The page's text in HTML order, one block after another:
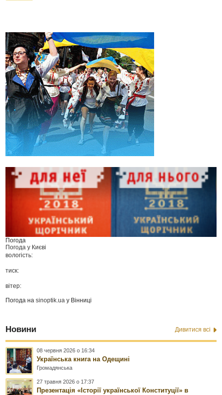
Погода
Погода у Києві
вологість:
тиск:
вітер:
Погода наsinoptik.ua у Вінниці
Новини Дивитися всі
08 червня 2026 о 16:34
Українська книга на Одещині
Громадянська
27 травня 2026 о 17:37
Презентація «Історії української Конституції» в